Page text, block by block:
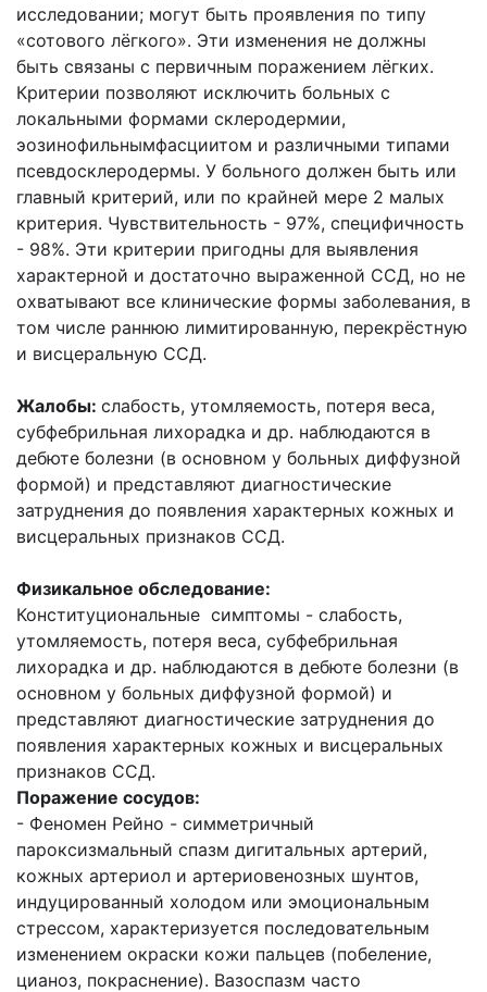
исследовании; могут быть проявления по типу
«сотового лёгкого». Эти изменения не должны
быть связаны с первичным поражением лёгких.
Критерии позволяют исключить больных с
локальными формами склеродермии,
эозинофильнымфасциитом и различными типами
псевдосклеродермы. У больного должен быть или
главный критерий, или по крайней мере 2 малых
критерия. Чувствительность - 97%, специфичность
- 98%. Эти критерии пригодны для выявления
характерной и достаточно выраженной ССД, но не
охватывают все клинические формы заболевания, в
том числе раннюю лимитированную, перекрёстную
и висцеральную ССД.
Жалобы: слабость, утомляемость, потеря веса,
субфебрильная лихорадка и др. наблюдаются в
дебюте болезни (в основном у больных диффузной
формой) и представляют диагностические
затруднения до появления характерных кожных и
висцеральных признаков ССД.
Физикальное обследование:
Конституциональные симптомы - сла­бость,
утомляемость, потеря веса, субфебрильная
лихорадка и др. наблюдают­ся в дебюте болезни (в
основном у больных диффузной формой) и
представляют диагностические затруднения до
появле­ния характерных кожных и висцераль­ных
признаков ССД.
Поражение сосудов:
- Феномен Рейно - симметричный
пароксизмальный спазм дигитальных артерий,
кожных артериол и артериовенозных шунтов,
индуцированный холодом или эмоциональным
стрессом, характеризуется последовательным
изменением окраски кожи пальцев (побеление,
цианоз, покраснение). Вазоспазм часто